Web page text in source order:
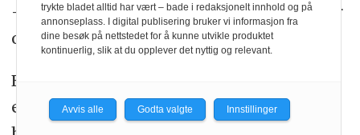
– Jeg er glad for at arbeidsgruppa forstår
og formidler dette, legger hun til.
Et gjennomgående budskap i rapporten
er at framtidas store utfordring for
trykte bladet alltid har vært – bade i redaksjonelt innhold og på
annonseplass. I digital publisering bruker vi informasjon fra
dine besøk på nettstedet for å kunne utvikle produktet
kontinuerlig, slik at du opplever det nyttig og relevant.
Avvis alle Godta valgte Innstillinger